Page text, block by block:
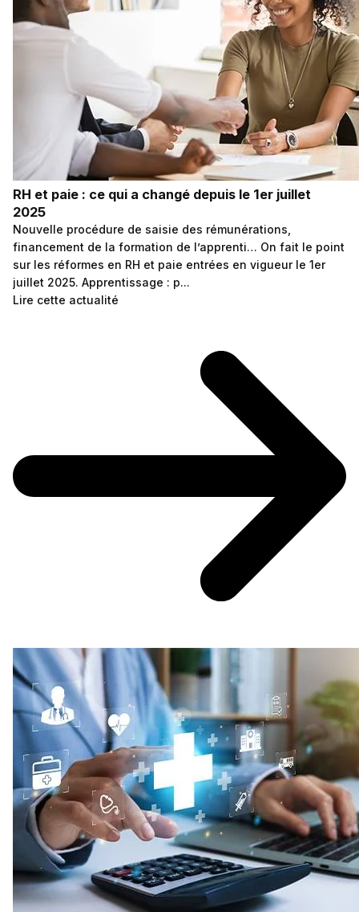
RH et paie : ce qui a changé depuis le 1er juillet
2025
Nouvelle procédure de saisie des rémunérations,
financement de la formation de l’apprenti… On fait le point
sur les réformes en RH et paie entrées en vigueur le 1er
juillet 2025. Apprentissage : p...
Lire cette actualité